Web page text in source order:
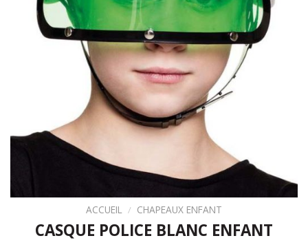
ACCUEIL / CHAPEAUX ENFANT
CASQUE POLICE BLANC ENFANT